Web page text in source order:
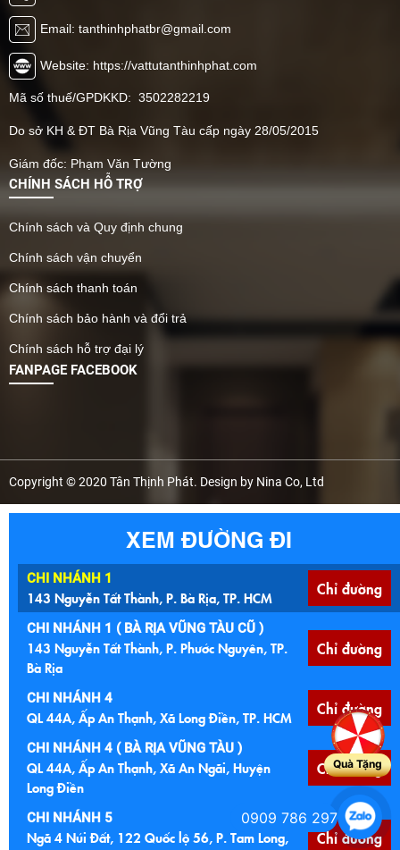
Email: tanthinhphatbr@gmail.com
Website: https://vattutanthinhphat.com
Mã số thuế/GPDKKD: 3502282219
Do sở KH & ĐT Bà Rịa Vũng Tàu cấp ngày 28/05/2015
Giám đốc: Phạm Văn Tường
CHÍNH SÁCH HỖ TRỢ
Chính sách và Quy định chung
Chính sách vận chuyển
Chính sách thanh toán
Chính sách bảo hành và đổi trả
Chính sách hỗ trợ đại lý
FANPAGE FACEBOOK
Copyright © 2020 Tân Thịnh Phát. Design by Nina Co, Ltd
XEM ĐƯỜNG ĐI
CHI NHÁNH 1
143 Nguyễn Tất Thành, P. Bà Rịa, TP. HCM Chỉ đường
CHI NHÁNH 1 ( BÀ RỊA VŨNG TÀU CŨ )
143 Nguyễn Tất Thành, P. Phước Nguyên, TP.
Bà Rịa
Chỉ đường
CHI NHÁNH 4
QL 44A, Ấp An Thạnh, Xã Long Điền, TP. HCM Chỉ đường
CHI NHÁNH 4 ( BÀ RỊA VŨNG TÀU )
QL 44A, Ấp An Thạnh, Xã An Ngãi, Huyện
Long Điền
Chỉ đường
CHI NHÁNH 5
Ngã 4 Núi Đất, 122 Quốc lộ 56, P. Tam Long,
Chỉ đường
Quà Tặng
0909 786 297